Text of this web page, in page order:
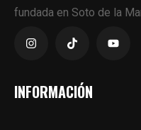
fundada en Soto de la
INFORMACIÓN